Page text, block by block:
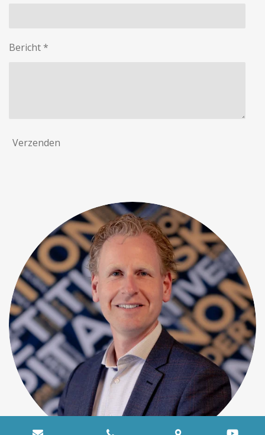
Bericht *
Verzenden